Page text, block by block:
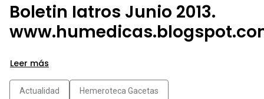
Boletin Iatros Junio 2013.
Leer más
Actualidad Hemeroteca Gacetas